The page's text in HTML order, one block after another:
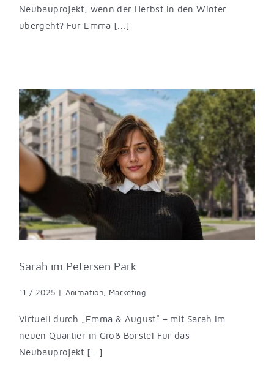
Neubauprojekt, wenn der Herbst in den Winter
übergeht? Für Emma [...]
Sarah im Petersen Park
11 / 2025 | Animation, Marketing
Virtuell durch „Emma & August“ – mit Sarah im
neuen Quartier in Groß Borstel Für das
Neubauprojekt [...]